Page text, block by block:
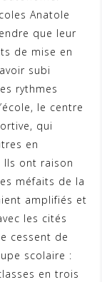
Anatole
que leur
de mise en
subi
rythmes
le centre
qui
en
ont raison
méfaits de la
amplifiés et
les cités
cessent de
scolaire :
en trois